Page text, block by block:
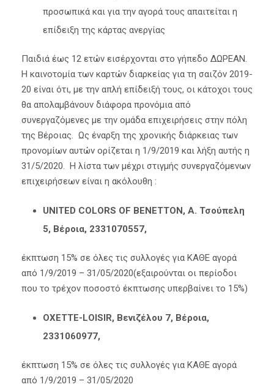
προσωπικά και για την αγορά τους απαιτείται η
επίδειξη της κάρτας ανεργίας
Παιδιά έως 12 ετών εισέρχονται στο γήπεδο ΔΩΡΕΑΝ.
Η καινοτομία των καρτών διαρκείας για τη σαιζόν 2019-
20 είναι ότι, με την απλή επίδειξή τους, οι κάτοχοι τους
θα απολαμβάνουν διάφορα προνόμια από
συνεργαζόμενες με την ομάδα επιχειρήσεις στην πόλη
της Βέροιας. Ως έναρξη της χρονικής διάρκειας των
προνομίων αυτών ορίζεται η 1/9/2019 και λήξη αυτής η
31/5/2020. Η λίστα των μέχρι στιγμής συνεργαζόμενων
επιχειρήσεων είναι η ακόλουθη :
UNITED COLORS OF BENETTON, Α. Τσούπελη
5, Βέροια, 2331070557,
έκπτωση 15% σε όλες τις συλλογές για ΚΑΘΕ αγορά
από 1/9/2019 – 31/05/2020(εξαιρούνται οι περίοδοι
που το τρέχον ποσοστό έκπτωσης υπερβαίνει το 15%)
ΟΧΕΤΤΕ-LOISIR, Βενιζέλου 7, Βέροια,
2331060977,
έκπτωση 15% σε όλες τις συλλογές για ΚΑΘΕ αγορά
από 1/9/2019 – 31/05/2020